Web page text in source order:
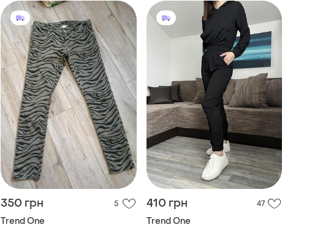
350 грн 5
Trend One
410 грн 47
Trend One